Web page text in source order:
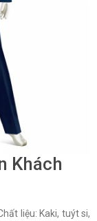
Khách
liệu: Kaki, tuýt si,